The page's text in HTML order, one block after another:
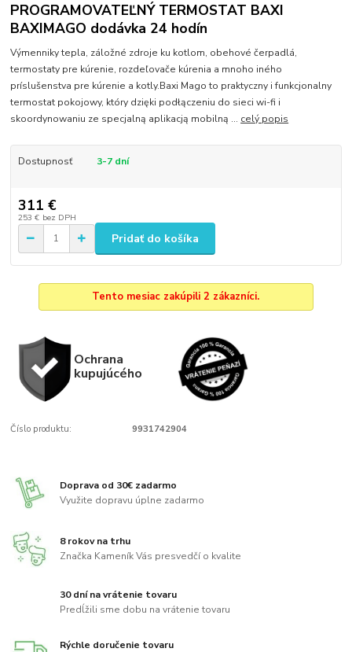
PROGRAMOVATEĽNÝ TERMOSTAT BAXI
BAXIMAGO dodávka 24 hodín
Výmenniky tepla, záložné zdroje ku kotlom, obehové čerpadlá,
termostaty pre kúrenie, rozdeľovače kúrenia a mnoho iného
príslušenstva pre kúrenie a kotly.Baxi Mago to praktyczny i funkcjonalny
termostat pokojowy, który dzięki podłączeniu do sieci wi-fi i
skoordynowaniu ze specjalną aplikacją mobilną ... celý popis
Dostupnosť 3-7 dní
311 €
253 € bez DPH
Pridať do košíka
Tento mesiac zakúpili 2 zákazníci.
Ochrana
kupujúcého
Číslo produktu: 9931742904
Doprava od 30€ zadarmo
Využite dopravu úplne zadarmo
8 rokov na trhu
Značka Kameník Vás presvedčí o kvalite
30 dní na vrátenie tovaru
Predĺžili sme dobu na vrátenie tovaru
Rýchle doručenie tovaru